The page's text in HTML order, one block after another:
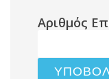
Αριθμός